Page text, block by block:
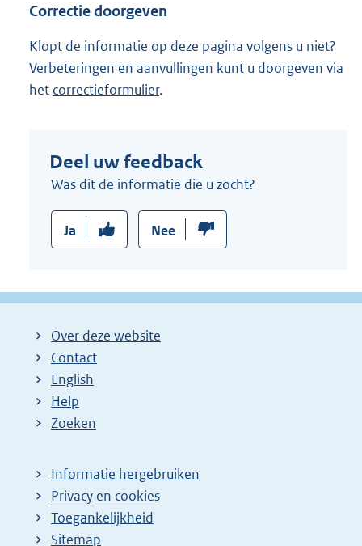
Correctie doorgeven
Klopt de informatie op deze pagina volgens u niet?
Verbeteringen en aanvullingen kunt u doorgeven via
het correctieformulier.
Deel uw feedback
Was dit de informatie die u zocht?
Ja Nee
Over deze website
Contact
English
Help
Zoeken
Informatie hergebruiken
Privacy en cookies
Toegankelijkheid
Sitemap